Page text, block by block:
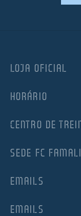
LOJA OFICIAL
HORÁRIO
CENTRO DE
SEDE FC
EMAILS
EMAILS